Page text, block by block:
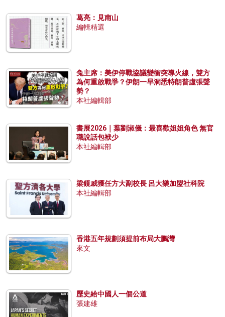
葛亮：見南山
編輯精選
兔主席：美伊停戰協議變衝突導火線，雙方
為何重啟戰爭？伊朗一早洞悉特朗普虛張聲
勢？
本社編輯部
書展2026｜葉劉淑儀：最喜歡姐姐角色 無官
職說話包袱少
本社編輯部
梁鏡威獲任方大副校長 呂大樂加盟社科院
本社編輯部
香港五年規劃須提前布局大鵬灣
來文
歷史給中國人一個公道
張建雄